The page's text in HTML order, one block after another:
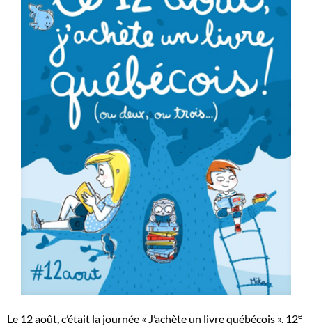
Le 12 août, c’était la journée « J’achète un livre québécois ». 12e